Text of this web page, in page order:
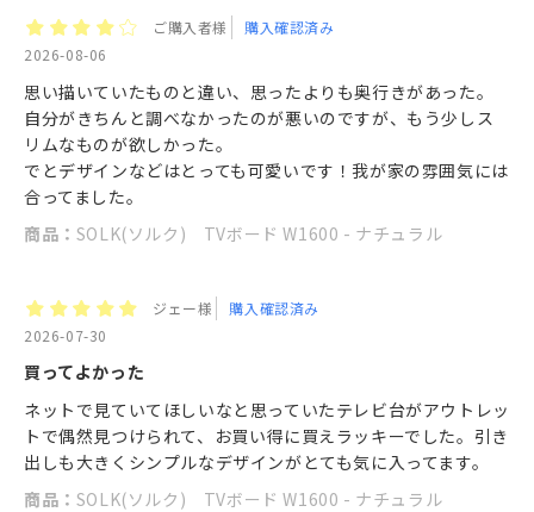
ご購入者様
購入確認済み
2026-08-06
思い描いていたものと違い、思ったよりも奥行きがあった。
自分がきちんと調べなかったのが悪いのですが、もう少しス
リムなものが欲しかった。
でとデザインなどはとっても可愛いです！我が家の雰囲気には
合ってました。
商品： SOLK(ソルク) TVボード W1600 - ナチュラル
ジェー様
購入確認済み
2026-07-30
買ってよかった
ネットで見ていてほしいなと思っていたテレビ台がアウトレッ
トで偶然見つけられて、お買い得に買えラッキーでした。引き
出しも大きくシンプルなデザインがとても気に入ってます。
商品： SOLK(ソルク) TVボード W1600 - ナチュラル